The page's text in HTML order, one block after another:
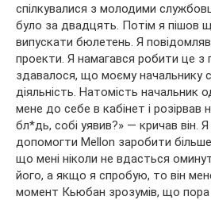
спілкувалися з молодими
було за двадцять. Потім я пішов
випускати бюлетень. Я
проекти. Я намагався робити це з
здавалося, що моєму начальнику
діяльність. Натомість начальник
мене до себе в кабінет і розірвав
бл*дь, собі уявив?» — кричав він.
допомогти Mellon заробити більше
що мені ніколи не вдасться
його, а якщо я спробую, то він
момент Кьюбан зрозумів, що пора